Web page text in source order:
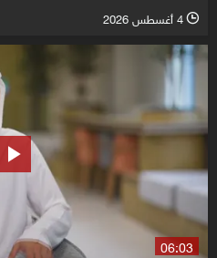
l 4 أغسطس 2026
06:03